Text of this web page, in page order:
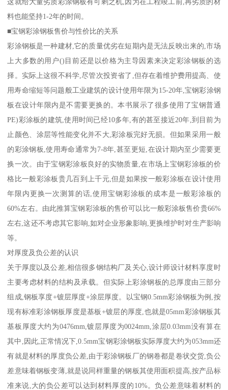
料也能坚持1-2年的时间。
■宝钢彩涂钢板售价与性价比的关系
彩涂钢板是一种建材,它的质量优劣在短期内是无法反映出来的,市场
上大多数的用户()目前还是以价格为主导因素来决定彩涂钢板的选
择。实际上这很不科学,尽管次投资省了,但存在着维护费用提高、使
用寿命缩短等问题般工业建筑的设计使用年限为15-20年,宝钢彩涂钢
板在设计年限内是不需要更换的。本书展示了很多使用了宝钢普通
PE)彩涂板的建筑,使用时间已经10多年,有的甚至接近20年,到目前为
止颜色、涂层等性能变化并不大,彩涂板完好无损。但如果采用一般
的彩涂钢板,使用寿命通常为7-8年,甚至更短,在设计期内至少需要更
换一次。由于宝钢彩涂板良好的实物质量,在市场上宝钢彩涂板的价
格比一般彩涂板贵几百到上千元,但是如果按一般彩涂板在设计使用
年限内更换一次测算的话,使用宝钢彩涂板的成本是一般彩涂板的
60%左右。由此推算宝钢彩涂板的售价可以比一般彩涂板售价贵66%
左右,这还不考虑其它影响,如对企业形象影响,更换维护时对生产影响
等。
对厚度及负公差的认识
关于厚度以及公差,相信很多钢结构厂及关心,设计师设计材料享度时
主要考虑材料的结构及承载。但实际上彩涂钢板的总厚度由三部分
组成,钢板享度+镀层厚度+涂层厚度。以宝钢0.5mm彩涂钢板为例,按
现有标准彩涂钢板厚度是基板+镀层的厚度,也就是05mm彩涂钢板其
基板厚度大约为0476mm,镀层厚度为0024mm,涂层0.03mm没有算在
其中,因此,正常情况下,0.5mm宝钢彩涂钢板实际厚度大约为053mm还
有就是材料的厚度负公差,由于彩涂钢板厂的钢卷都是卷状交货,负公
差意味着钢板变薄,就是说同样重量的钢板其使用面积提高,按产品标
准来说,大的负公差可以达到材料厚度的10%。负公差意味着材料的